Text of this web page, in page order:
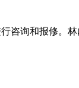
咨询和报修。